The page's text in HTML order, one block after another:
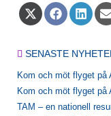
Dela
på
Dela
på
Dela
på
SENASTE
Kom och möt flyget på
Kom och möt flyget på
TAM – en nationell